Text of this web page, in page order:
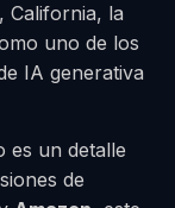
California, la
uno de los
IA generativa
es un detalle
de